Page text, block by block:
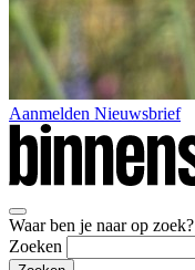
Aanmelden Nieuwsbrief
Waar ben je naar op zoek?
Zoeken